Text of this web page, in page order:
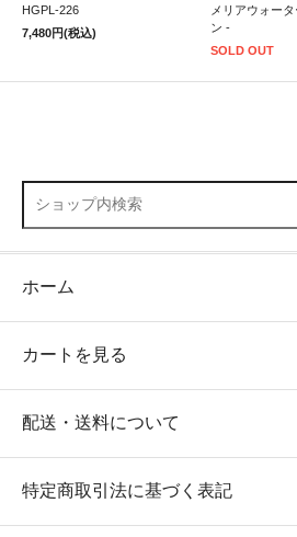
HGPL-226
7,480円(税込)
メリアウォー
ン -
SOLD OUT
ホーム
カートを見る
配送・送料について
特定商取引法に基づく表記